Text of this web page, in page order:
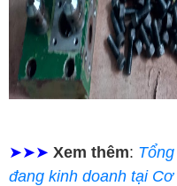
➤➤➤ Xem thêm: T
đang kinh doanh tại